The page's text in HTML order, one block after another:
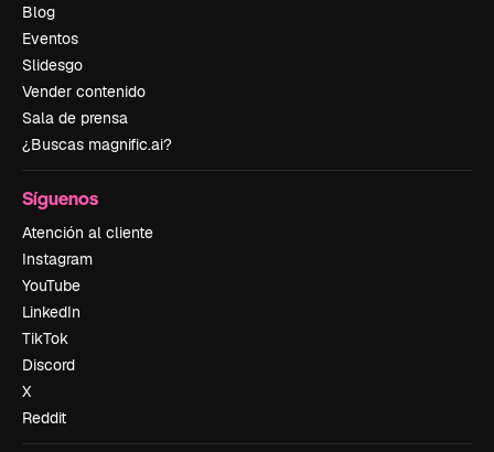
Blog
Eventos
Slidesgo
Vender contenido
Sala de prensa
¿Buscas magnific.ai?
Síguenos
Atención al cliente
Instagram
YouTube
LinkedIn
TikTok
Discord
X
Reddit